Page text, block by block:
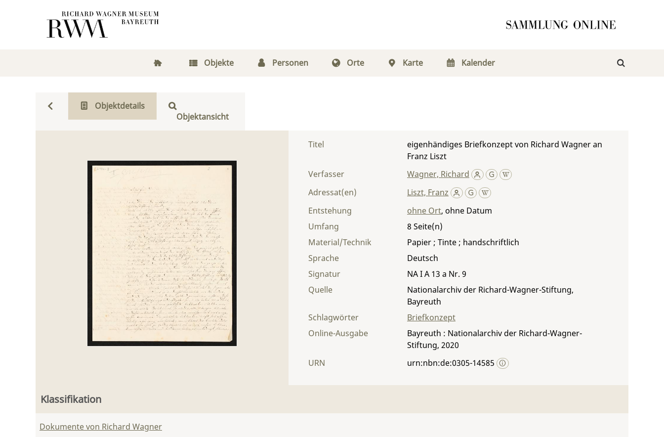
Objekte Personen Orte Karte Kalender
Objektdetails
Objektansicht
Titel
eigenhändiges Briefkonzept von Richard Wagner an
Franz Liszt
Verfasser
Wagner, Richard
Adressat(en)
Liszt, Franz
Entstehung
ohne Ort, ohne Datum
Umfang
8
Material/Technik
Papier ; Tinte ; handschriftlich
Sprache
Deutsch
Signatur
NA I A 13 a Nr. 9
Quelle
Nationalarchiv der Richard-Wagner-Stiftung,
Bayreuth
Schlagwörter
Briefkonzept
Online-Ausgabe
Bayreuth : Nationalarchiv der Richard-Wagner-
Stiftung, 2020
URN
urn:nbn:de:0305-14585
Klassifikation
Dokumente von Richard Wagner